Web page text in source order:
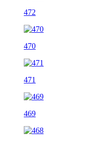
472
470
471
469